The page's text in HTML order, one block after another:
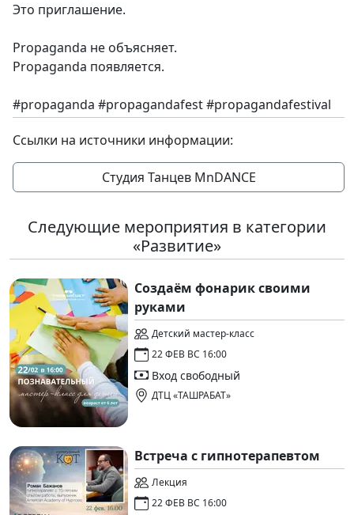
Это приглашение.
Propaganda не объясняет.
Propaganda появляется.
#propaganda #propagandafest #propagandafestival
Ссылки на источники информации:
Студия Танцев MnDANCE
Следующие мероприятия в категории
«Развитие»
Создаём фонарик своими
руками
Детский мастер-класс
22 ФЕВ ВС 16:00
Вход свободный
ДТЦ «ТАШРАБАТ»
Встреча с гипнотерапевтом
Лекция
22 ФЕВ ВС 16:00